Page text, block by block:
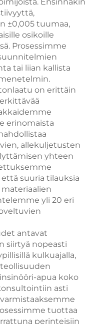
±0,005 tuumaa,
osikoille
Prosessimme
tai liian kallista
on erittäin
erinomaista
allekuljetusten
yhteen
suuria tilauksia
yli 20 eri
antavat
siirtyä nopeasti
kulkuajalla,
apua koko
asti
tuottaa
perinteisiin